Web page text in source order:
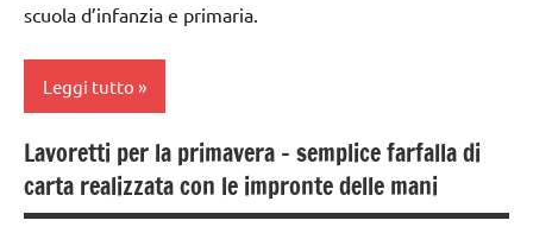
animali
TUTTI GLI
PER ETA'
3a
classe
classe
5a
scuola d’infanzia e primaria.
Leggi tutto
classi
1a-5a
Lavoretti per la primavera – semplice farfalla di
carta realizzata con le impronte delle mani